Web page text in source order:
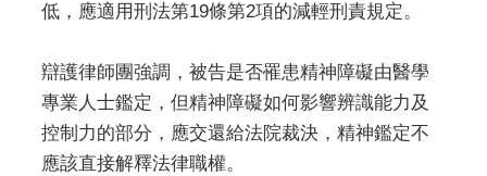
低，應適用刑法第19條第2項的減輕刑責規定。
辯護律師團強調，被告是否罹患精神障礙由醫學
專業人士鑑定，但精神障礙如何影響辨識能力及
控制力的部分，應交還給法院裁決，精神鑑定不
應該直接解釋法律職權。